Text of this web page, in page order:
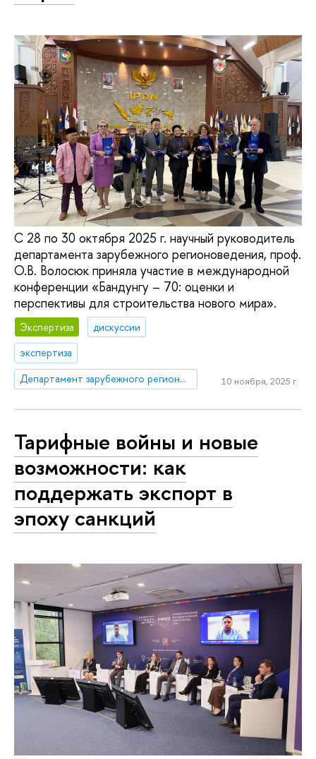
С 28 по 30 октября 2025 г. научный руководитель
департамента зарубежного регионоведения, проф.
О.В. Волосюк приняла участие в международной
конференции «Бандунгу – 70: оценки и
перспективы для строительства нового мира».
Экспертиза
дискуссии
экспертиза
Департамент зарубежного регионоведения
10 ноября, 2025 г.
Тарифные войны и новые
возможности: как
поддержать экспорт в
эпоху санкций